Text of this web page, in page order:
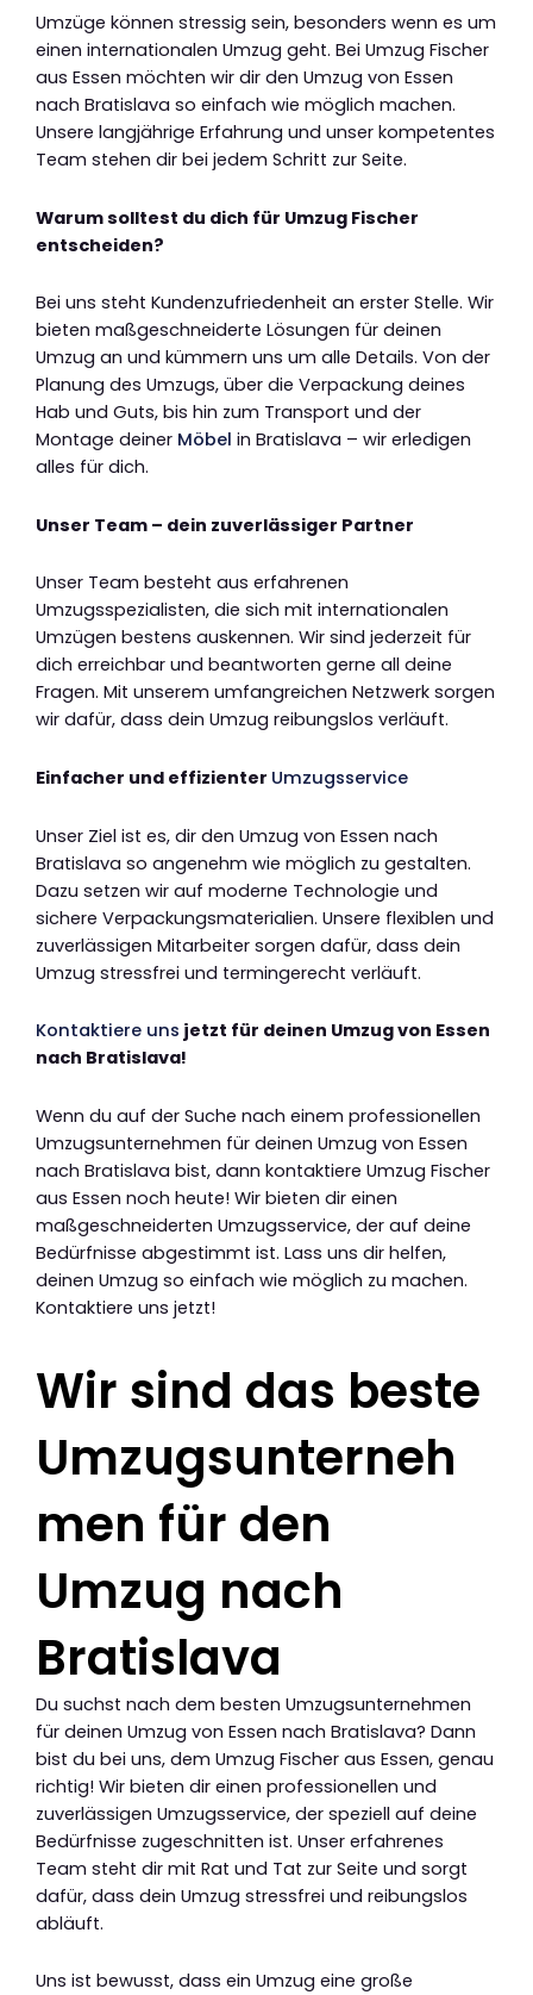
Umzüge können stressig sein, besonders wenn es um
einen internationalen Umzug geht. Bei Umzug Fischer
aus Essen möchten wir dir den Umzug von Essen
nach Bratislava so einfach wie möglich machen.
Unsere langjährige Erfahrung und unser kompetentes
Team stehen dir bei jedem Schritt zur Seite.
Warum solltest du dich für Umzug Fischer
entscheiden?
Bei uns steht Kundenzufriedenheit an erster Stelle. Wir
bieten maßgeschneiderte Lösungen für deinen
Umzug an und kümmern uns um alle Details. Von der
Planung des Umzugs, über die Verpackung deines
Hab und Guts, bis hin zum Transport und der
Montage deiner Möbel in Bratislava – wir erledigen
alles für dich.
Unser Team – dein zuverlässiger Partner
Unser Team besteht aus erfahrenen
Umzugsspezialisten, die sich mit internationalen
Umzügen bestens auskennen. Wir sind jederzeit für
dich erreichbar und beantworten gerne all deine
Fragen. Mit unserem umfangreichen Netzwerk sorgen
wir dafür, dass dein Umzug reibungslos verläuft.
Einfacher und effizienter Umzugsservice
Unser Ziel ist es, dir den Umzug von Essen nach
Bratislava so angenehm wie möglich zu gestalten.
Dazu setzen wir auf moderne Technologie und
sichere Verpackungsmaterialien. Unsere flexiblen und
zuverlässigen Mitarbeiter sorgen dafür, dass dein
Umzug stressfrei und termingerecht verläuft.
Kontaktiere uns jetzt für deinen Umzug von Essen
nach Bratislava!
Wenn du auf der Suche nach einem professionellen
Umzugsunternehmen für deinen Umzug von Essen
nach Bratislava bist, dann kontaktiere Umzug Fischer
aus Essen noch heute! Wir bieten dir einen
maßgeschneiderten Umzugsservice, der auf deine
Bedürfnisse abgestimmt ist. Lass uns dir helfen,
deinen Umzug so einfach wie möglich zu machen.
Kontaktiere uns jetzt!
Wir sind das beste
Umzugsunterneh
men für den
Umzug nach
Bratislava
Du suchst nach dem besten Umzugsunternehmen
für deinen Umzug von Essen nach Bratislava? Dann
bist du bei uns, dem Umzug Fischer aus Essen, genau
richtig! Wir bieten dir einen professionellen und
zuverlässigen Umzugsservice, der speziell auf deine
Bedürfnisse zugeschnitten ist. Unser erfahrenes
Team steht dir mit Rat und Tat zur Seite und sorgt
dafür, dass dein Umzug stressfrei und reibungslos
abläuft.
Uns ist bewusst, dass ein Umzug eine große